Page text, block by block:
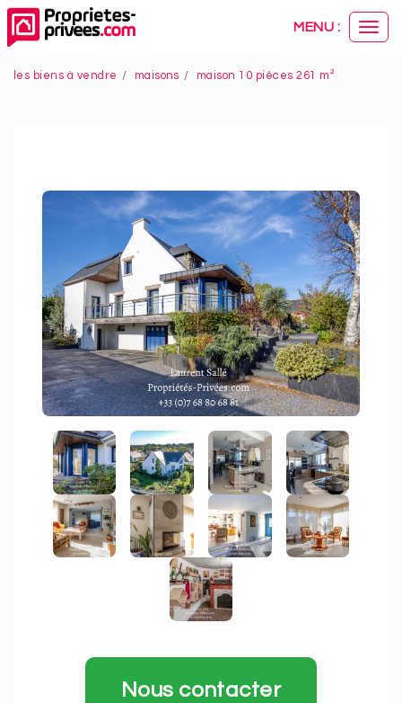
MENU :
les biens à vendre maisons maison 10 pièces 261 m²
Nous contacter
Panneau de gestion des cookies